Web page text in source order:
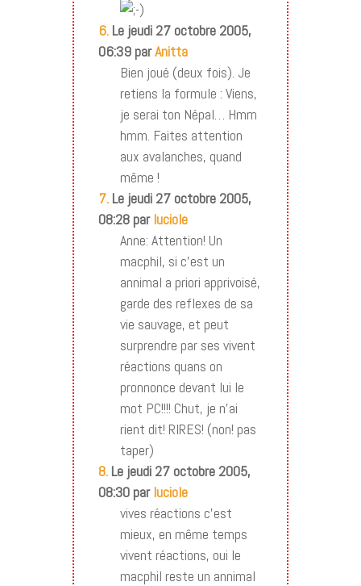
6.Le jeudi 27 octobre 2005,
06:39 parAnitta
Bien joué (deux fois). Je
retiens la formule : Viens,
je serai ton Népal… Hmm
hmm. Faites attention
aux avalanches, quand
même !
7.Le jeudi 27 octobre 2005,
08:28 parluciole
Anne: Attention! Un
macphil, si c’est un
annimal a priori apprivoisé,
garde des reflexes de sa
vie sauvage, et peut
surprendre par ses vivent
réactions quans on
pronnonce devant lui le
mot PC!!!! Chut, je n’ai
rient dit! RIRES! (non! pas
taper)
8.Le jeudi 27 octobre 2005,
08:30 parluciole
vives réactions c’est
mieux, en même temps
vivent réactions, oui le
macphil reste un annimal